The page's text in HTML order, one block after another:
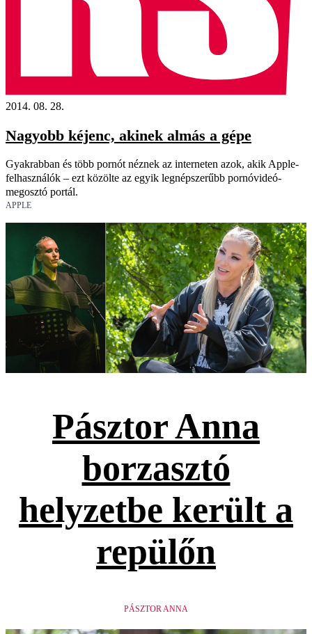
2014. 08. 28.
Nagyobb kéjenc, akinek almás a gépe
Gyakrabban és több pornót néznek az interneten azok, akik Apple-
felhasználók – ezt közölte az egyik legnépszerűbb pornóvideó-
megosztó portál.
APPLE
Pásztor Anna
borzasztó
helyzetbe került a
repülőn
PÁSZTOR ANNA